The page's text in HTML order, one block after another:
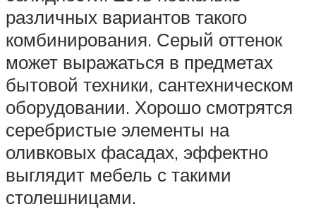
различных вариантов такого
комбинирования. Серый оттенок
может выражаться в предметах
бытовой техники, сантехническом
оборудовании. Хорошо смотрятся
серебристые элементы на
оливковых фасадах, эффектно
выглядит мебель с такими
столешницами.